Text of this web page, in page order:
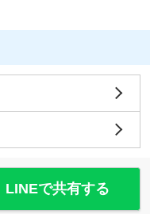
LINEで共有する